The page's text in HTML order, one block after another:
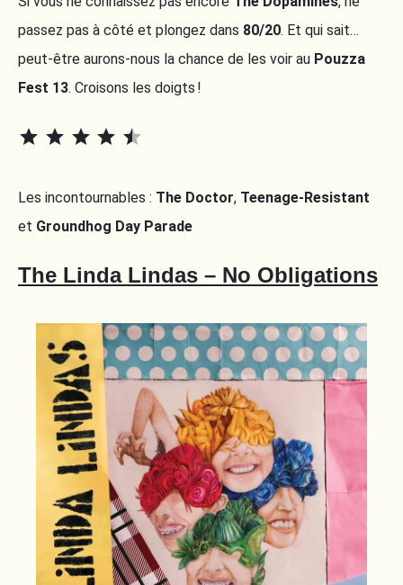
passez pas à côté et plongez dans 80/20. Et qui sait…
peut-être aurons-nous la chance de les voir au Pouzza
Fest 13. Croisons les doigts !
⭐ ⭐
Les incontournables : The Doctor, Teenage-Resistant
et Groundhog Day Parade
The Linda Lindas – No Obligations